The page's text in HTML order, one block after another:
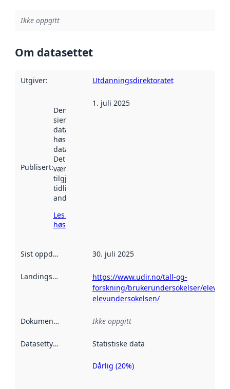
Ikke oppgitt
Om datasettet
Utgiver: Utdanningsdirektoratet
Publisert:
Denne datoen
sier når
datasettet ble
høstet av
data.norge.no.
Det kan ha
vært
tilgjengelig
tidligere
andre steder.
Les mer om
høsting her
1. juli 2025
Sist oppdatert 30. juli 2025
Landingsside
https://www.udir.no/tall-og-
forskning/brukerundersokelser/
elevundersokelsen/
Dokumentasjon Ikke oppgitt
Datasettype Statistiske data
Metadatakvalitet
Dårlig (20%)